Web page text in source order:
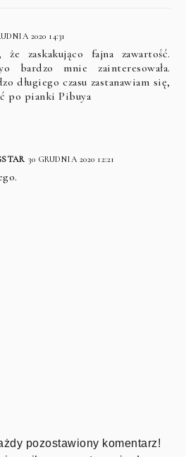
2020 14:31
że zaskakująco fajna zawartość.
bardzo mnie zainteresowała.
długiego czasu zastanawiam się,
po pianki Pibuya
30 GRUDNIA 2020 12:21
pozostawiony komentarz!